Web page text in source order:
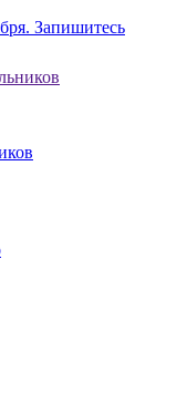
Запишитесь